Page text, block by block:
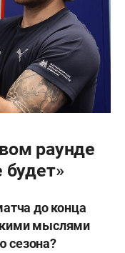
раунде
будет»
до конца
мыслями
сезона?